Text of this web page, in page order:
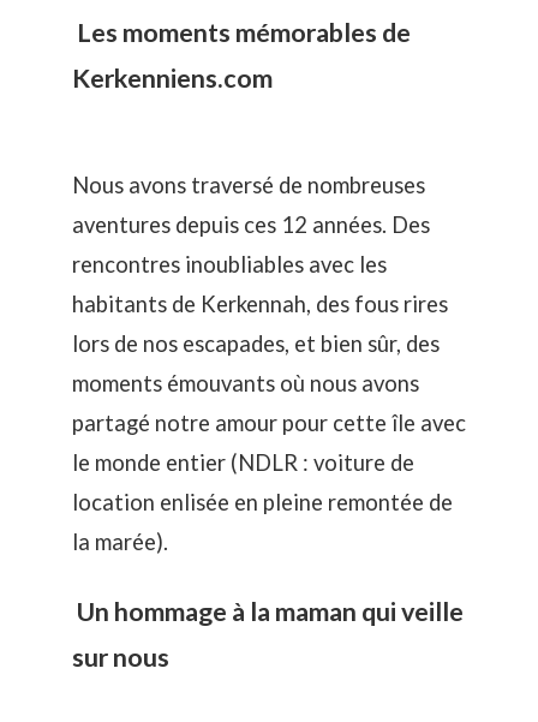
Les moments mémorables de
Kerkenniens.com
Nous avons traversé de nombreuses
aventures depuis ces 12 années. Des
rencontres inoubliables avec les
habitants de Kerkennah, des fous rires
lors de nos escapades, et bien sûr, des
moments émouvants où nous avons
partagé notre amour pour cette île avec
le monde entier (NDLR : voiture de
location enlisée en pleine remontée de
la marée).
Un hommage à la maman qui veille
sur nous